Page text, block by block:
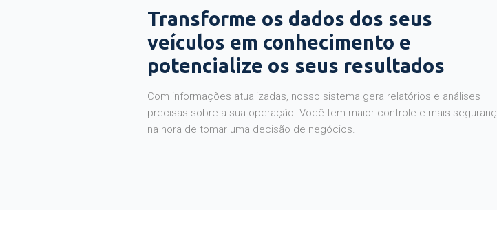
Transforme os dados dos seus
veículos em conhecimento e
potencialize os seus resultados
Com informações atualizadas, nosso sistema gera relatórios e análises
precisas sobre a sua operação. Você tem maior controle e mais segurança
na hora de tomar uma decisão de negócios.